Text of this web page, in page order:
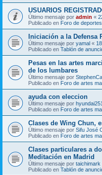
USUARIOS
Último mensaje por admin «
Publicado en Foro de
Iniciación a la Defensa
Último mensaje por yamal «
Publicado en Tablón de
Pesas en las artes
de los lumbares
Último mensaje por
Publicado en Foro de artes
ayuda con eleccion
Último mensaje por
Publicado en Foro de artes
Clases de Wing Chun,
Último mensaje por Sifu José
Publicado en Foro de artes
Clases particulares a
Meditación en Madrid
Último mensaje por taichimark
Publicado en Tablón de